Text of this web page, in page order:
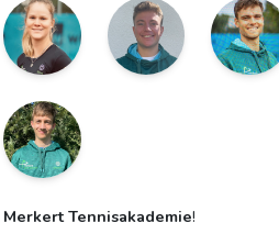
Merkert Tennisakademie!